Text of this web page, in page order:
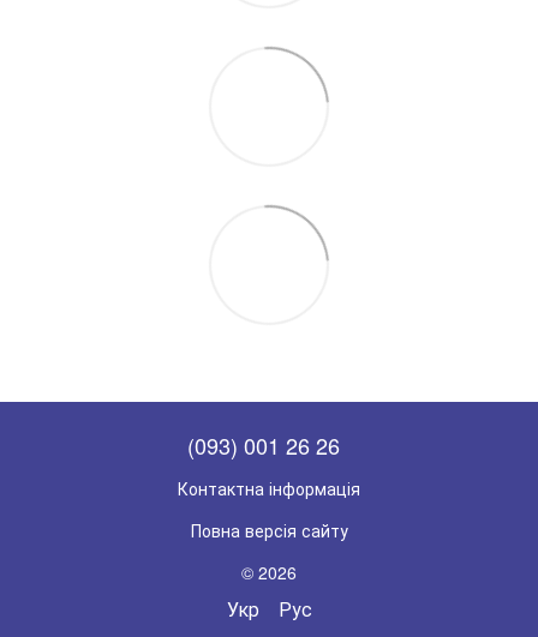
(093) 001 26 26
Контактна інформація
Повна версія сайту
© 2026
Укр Рус